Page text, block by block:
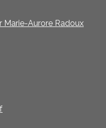
Aurore Radoux